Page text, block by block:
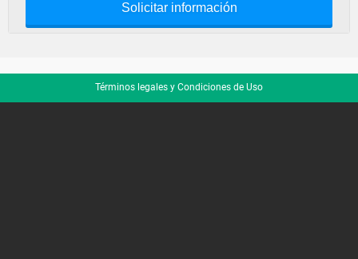
Solicitar información
Términos legales y Condiciones de Uso